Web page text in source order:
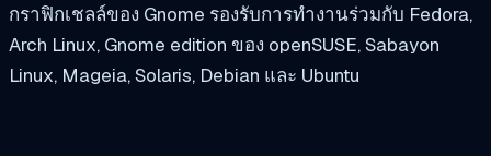
กราฟิกเชลล์ของ Gnome รองรับการทำงานร่วมกับ Fedora,
Arch Linux, Gnome edition ของ openSUSE, Sabayon
Linux, Mageia, Solaris, Debian และ Ubuntu